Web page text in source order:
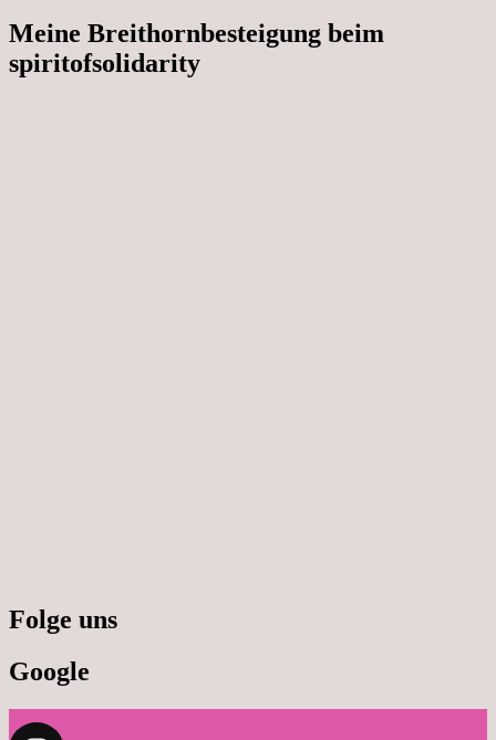
Meine Breithornbesteigung beim
spiritofsolidarity
Folge uns
Google